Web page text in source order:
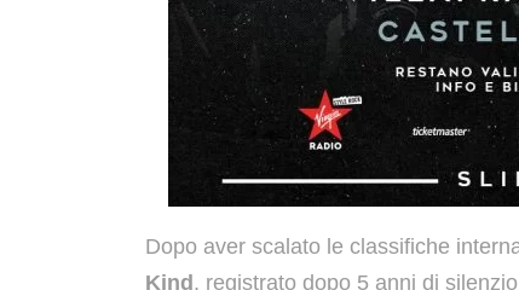
Dopo aver scalato le classifiche
Kind, registrato dopo 5 anni di